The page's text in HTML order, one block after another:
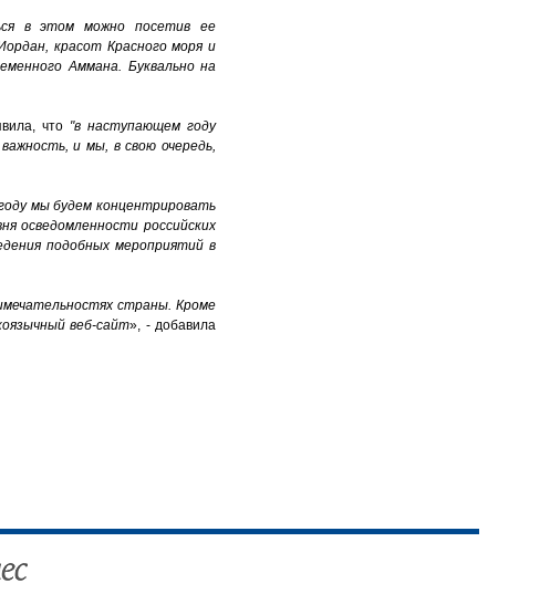
в этом можно посетив
ее
, красот Красного моря и
Аммана. Буквально на
что "в наступающем году
и мы, в свою очередь,
мы будем концентрировать
осведомленности российских
подобных мероприятий в
страны. Кроме
веб-сайт», - добавила